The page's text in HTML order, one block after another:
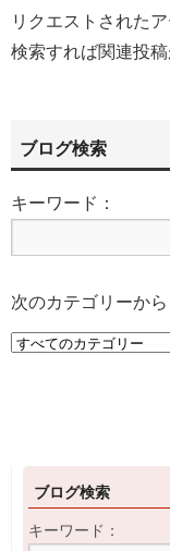
リクエストされた
検索すれば関連投
ブログ検索
キーワード：
次のカテゴリーから
ブログ検索
キーワード：